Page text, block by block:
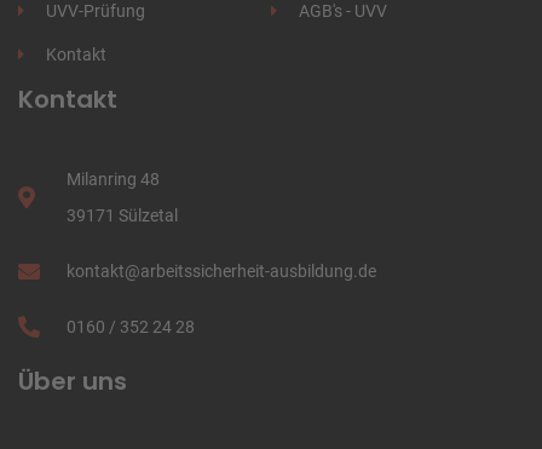
UVV-Prüfung
Kontakt
AGB's - UVV
Kontakt
Milanring 48
39171 Sülzetal
kontakt@arbeitssicherheit-ausbildung .de
0160 / 352 24 28
Über uns